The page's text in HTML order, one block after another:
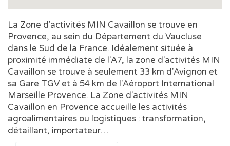
La Zone d'activités MIN Cavaillon se trouve en
Provence, au sein du Département du Vaucluse
dans le Sud de la France. Idéalement située à
proximité immédiate de l'A7, la zone d'activités MIN
Cavaillon se trouve à seulement 33 km d'Avignon et
sa Gare TGV et à 54 km de l'Aéroport International
Marseille Provence. La Zone d'activités MIN
Cavaillon en Provence accueille les activités
agroalimentaires ou logistiques : transformation,
détaillant, importateur…